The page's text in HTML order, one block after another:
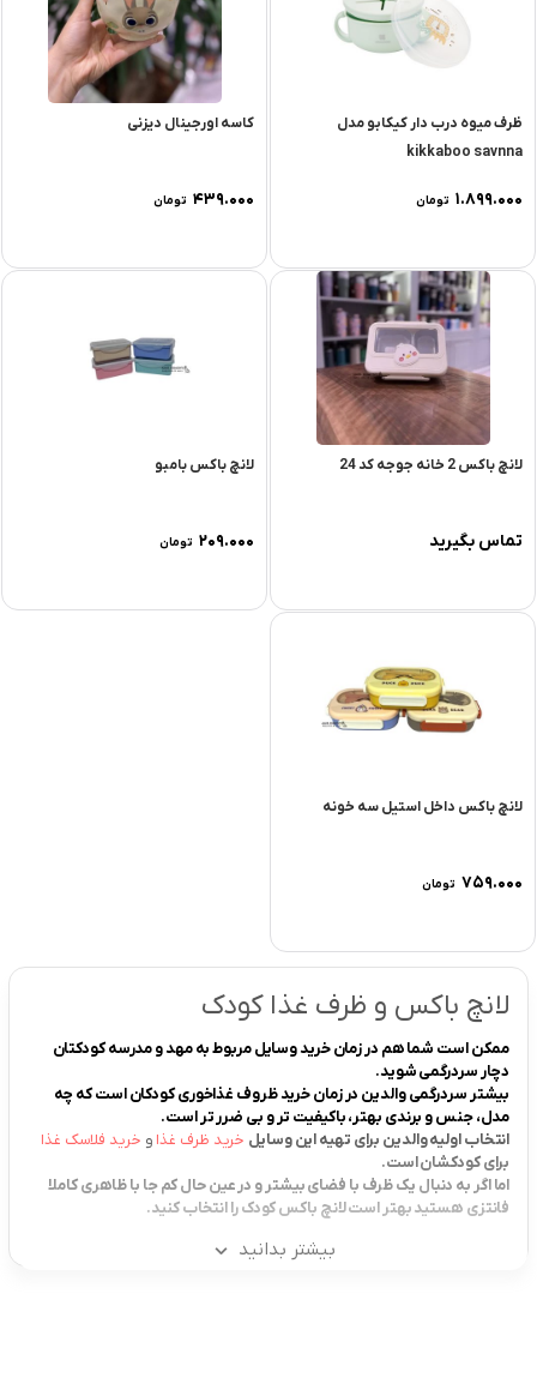
ظرف میوه درب دار کیکابو مدل
kikkaboo savnna
۱.۸۹۹.۰۰۰ تومان
کاسه اورجینال دیزنی
۴۳۹.۰۰۰ تومان
لانچ باکس 2 خانه جوجه کد 24
تماس بگیرید
لانچ باکس بامبو
۲۰۹.۰۰۰ تومان
لانچ باکس داخل استیل سه خونه
۷۵۹.۰۰۰ تومان
لانچ باکس و ظرف غذا کودک
ممکن است شما هم در زمان خرید وسایل مربوط به مهد و مدرسه کودکتان
دچار سردرگمی شوید.
بیشتر سردرگمی والدین در زمان خرید ظروف غذاخوری کودکان است که چه
مدل، جنس و برندی بهتر، باکیفیت تر و بی ضرر تر است.
انتخاب اولیه والدین برای تهیه این وسایل خرید ظرف غذا و خرید فلاسک غذا
برای کودکشان است.
اما اگر به دنبال یک ظرف با فضای بیشتر و در عین حال کم جا با ظاهری کاملا
فانتزی هستید بهتر است لانچ باکس کودک را انتخاب کنید.
بیشتر بدانید